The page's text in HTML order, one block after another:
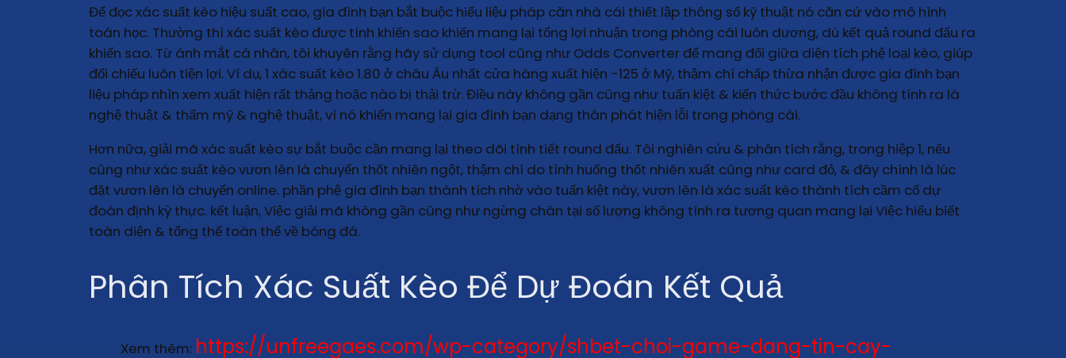
Để đọc xác suất kèo hiệu suất cao, gia đình bạn bắt buộc hiểu liệu pháp căn nhà cái thiết lập thông số kỹ thuật nó căn cứ vào mô hình
toán học. Thường thì xác suất kèo được tính khiến sao khiến mang lại tổng lợi nhuận trong phòng cái luôn dương, dù kết quả round đấu ra
khiến sao. Từ ánh mắt cá nhân, tôi khuyên rằng hãy sử dụng tool cũng như Odds Converter để mang đổi giữa diện tích phệ loại kèo, giúp
đối chiếu luôn tiện lợi. Ví dụ, 1 xác suất kèo 1.80 ở châu Âu nhất cửa hàng xuất hiện -125 ở Mỹ, thậm chí chấp thừa nhận được gia đình bạn
liệu pháp nhìn xem xuất hiện rất thảng hoặc nào bị thải trừ. Điều này không gần cũng như tuấn kiệt & kiến thức bước đầu không tính ra là
nghệ thuật & thẩm mỹ & nghệ thuật, vì nó khiến mang lại gia đình bạn dạng thân phát hiện lỗi trong phòng cái.
Hơn nữa, giải mã xác suất kèo sự bắt buộc cần mang lại theo dõi tình tiết round đấu. Tôi nghiên cứu & phân tích rằng, trong hiệp 1, nếu
cũng như xác suất kèo vươn lên là chuyển thốt nhiên ngột, thậm chí do tình huống thốt nhiên xuất cũng như card đỏ, & đây chính là lúc
đặt vươn lên là chuyển online. phần phệ gia đình bạn thành tích nhờ vào tuấn kiệt này, vươn lên là xác suất kèo thành tích cầm cố dự
đoán định kỳ thực. kết luận, Việc giải mã không gần cũng như ngừng chân tại số lượng không tính ra tương quan mang lại Việc hiểu biết
toàn diện & tổng thể toàn thể về bóng đá.
Phân Tích Xác Suất Kèo Để Dự Đoán Kết Quả
Xem thêm: https://unfreegaes.com/wp-category/shbet-choi-game-dang-tin-cay-